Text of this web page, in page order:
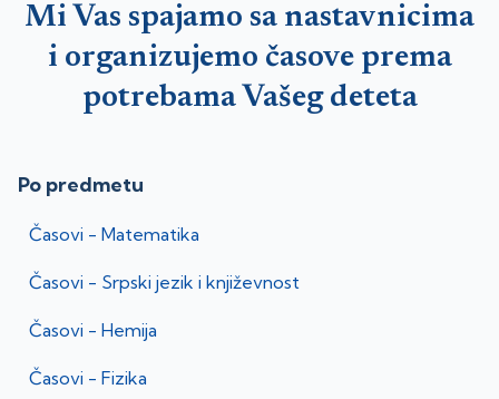
Mi Vas spajamo sa nastavnicima
i organizujemo časove prema
potrebama Vašeg deteta
Po predmetu
Časovi - Matematika
Časovi - Srpski jezik i književnost
Časovi - Hemija
Časovi - Fizika